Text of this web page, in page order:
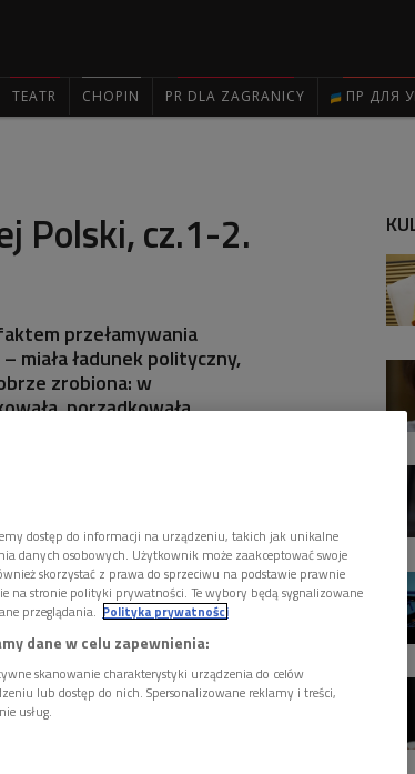
TEATR CHOPIN PR DLA ZAGRANICY ПР ДЛЯ
Polski, cz.1-2.
przełamywania
miała ładunek polityczny,
zrobiona: w
porządkowała
- mówił w audycji "Ślady
dostęp do informacji na urządzeniu, takich jak unikalne
danych osobowych. Użytkownik może zaakceptować swoje
skorzystać z prawa do sprzeciwu na podstawie prawnie
na stronie polityki prywatności. Te wybory będą sygnalizowane
przeglądania. Polityka prywatności
dane w celu zapewnienia:
skanowanie charakterystyki urządzenia do celów
lub dostęp do nich. Spersonalizowane reklamy i treści,
usług.